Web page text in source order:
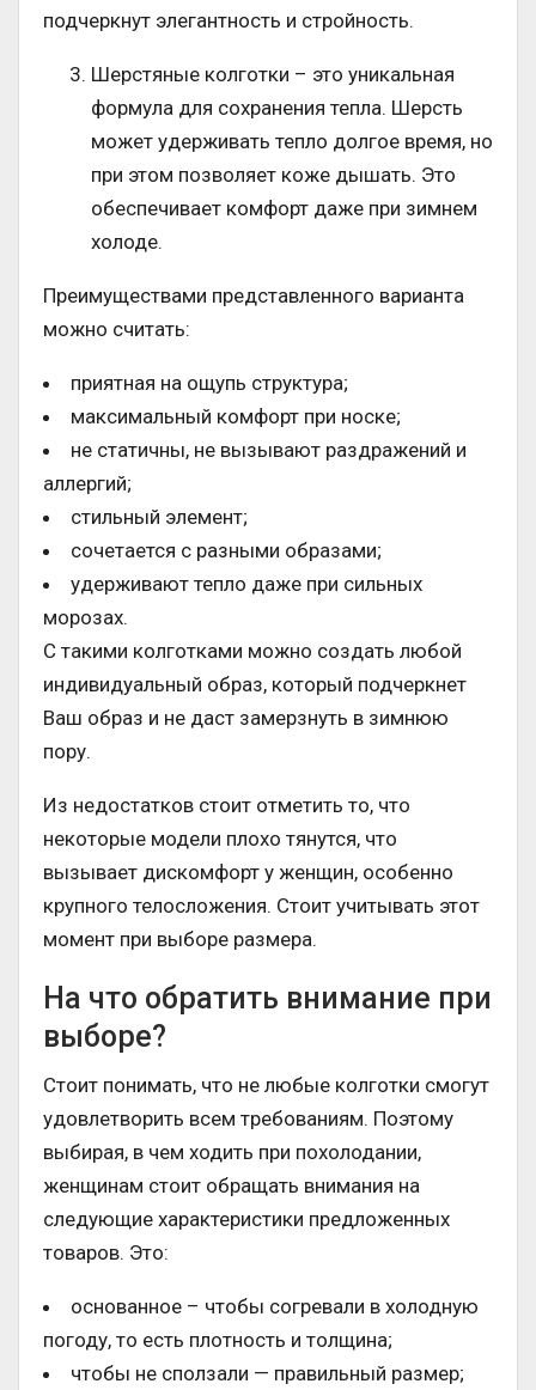
подчеркнут элегантность и стройность.
Шерстяные колготки – это уникальная
формула для сохранения тепла. Шерсть
может удерживать тепло долгое время, но
при этом позволяет коже дышать. Это
обеспечивает комфорт даже при зимнем
холоде.
Преимуществами представленного варианта
можно считать:
приятная на ощупь структура;
максимальный комфорт при носке;
не статичны, не вызывают раздражений и
аллергий;
стильный элемент;
сочетается с разными образами;
удерживают тепло даже при сильных
морозах.
С такими колготками можно создать любой
индивидуальный образ, который подчеркнет
Ваш образ и не даст замерзнуть в зимнюю
пору.
Из недостатков стоит отметить то, что
некоторые модели плохо тянутся, что
вызывает дискомфорт у женщин, особенно
крупного телосложения. Стоит учитывать этот
момент при выборе размера.
На что обратить внимание при
выборе?
Стоит понимать, что не любые колготки смогут
удовлетворить всем требованиям. Поэтому
выбирая, в чем ходить при похолодании,
женщинам стоит обращать внимания на
следующие характеристики предложенных
товаров. Это:
основанное – чтобы согревали в холодную
погоду, то есть плотность и толщина;
чтобы не сползали — правильный размер;